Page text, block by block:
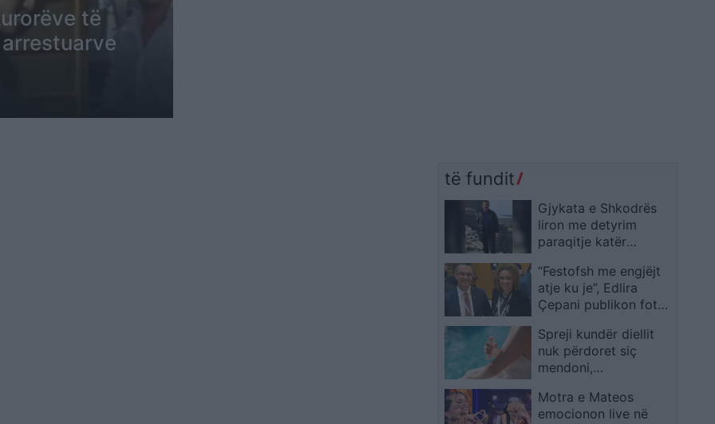
të
të fundit
Gjykata e Shkodrës
liron me detyrim
paraqitje katër
të arrestuar pas
arratisjes së Hasan
Verracakut
“Festofsh me engjëjt
atje ku je”, Edlira
Çepani publikon foton
mesazhi prekës për
Bogdanin në ditën e tij
të lindjes
Spreji kundër diellit
nuk përdoret siç
mendoni,
tregojnë gabimet që
mund t’ju kushtojnë
Motra e Mateos
emocionon live në